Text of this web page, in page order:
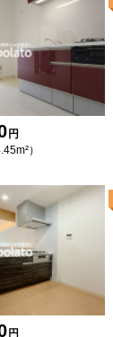
円
）
円